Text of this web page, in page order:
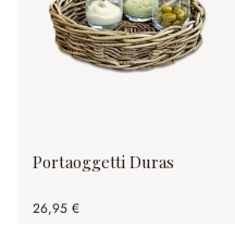
Portaoggetti Duras
26,95 €